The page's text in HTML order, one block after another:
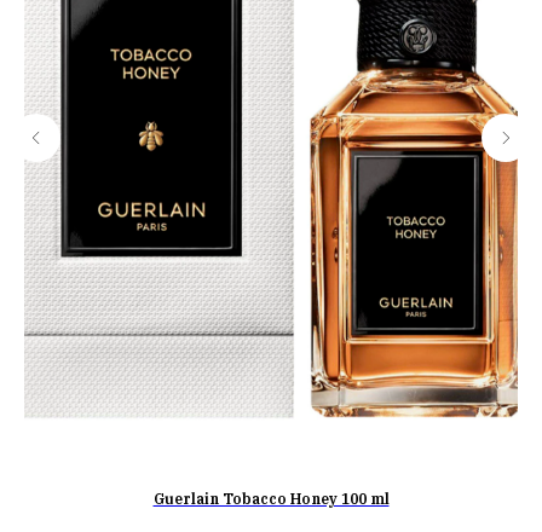
Guerlain Tobacco Honey 100 ml